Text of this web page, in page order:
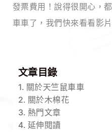
發票費用！說得很開心，
車車了，我們快來看看影片
文章目錄
關於天竺鼠車車
關於木棉花
熱門文章
延伸閱讀